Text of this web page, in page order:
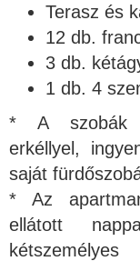
Terasz és
12 db.
3 db.
1 db. 4
* A szobák
erkéllyel,
saját
* Az
ellátott